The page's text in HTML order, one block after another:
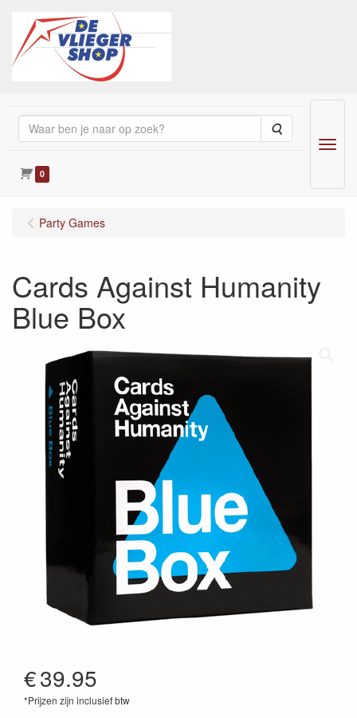
Zoeken
0
Menu
Party Games
Cards Against Humanity
Blue Box
€39.95
*Prijzen zijn inclusief btw